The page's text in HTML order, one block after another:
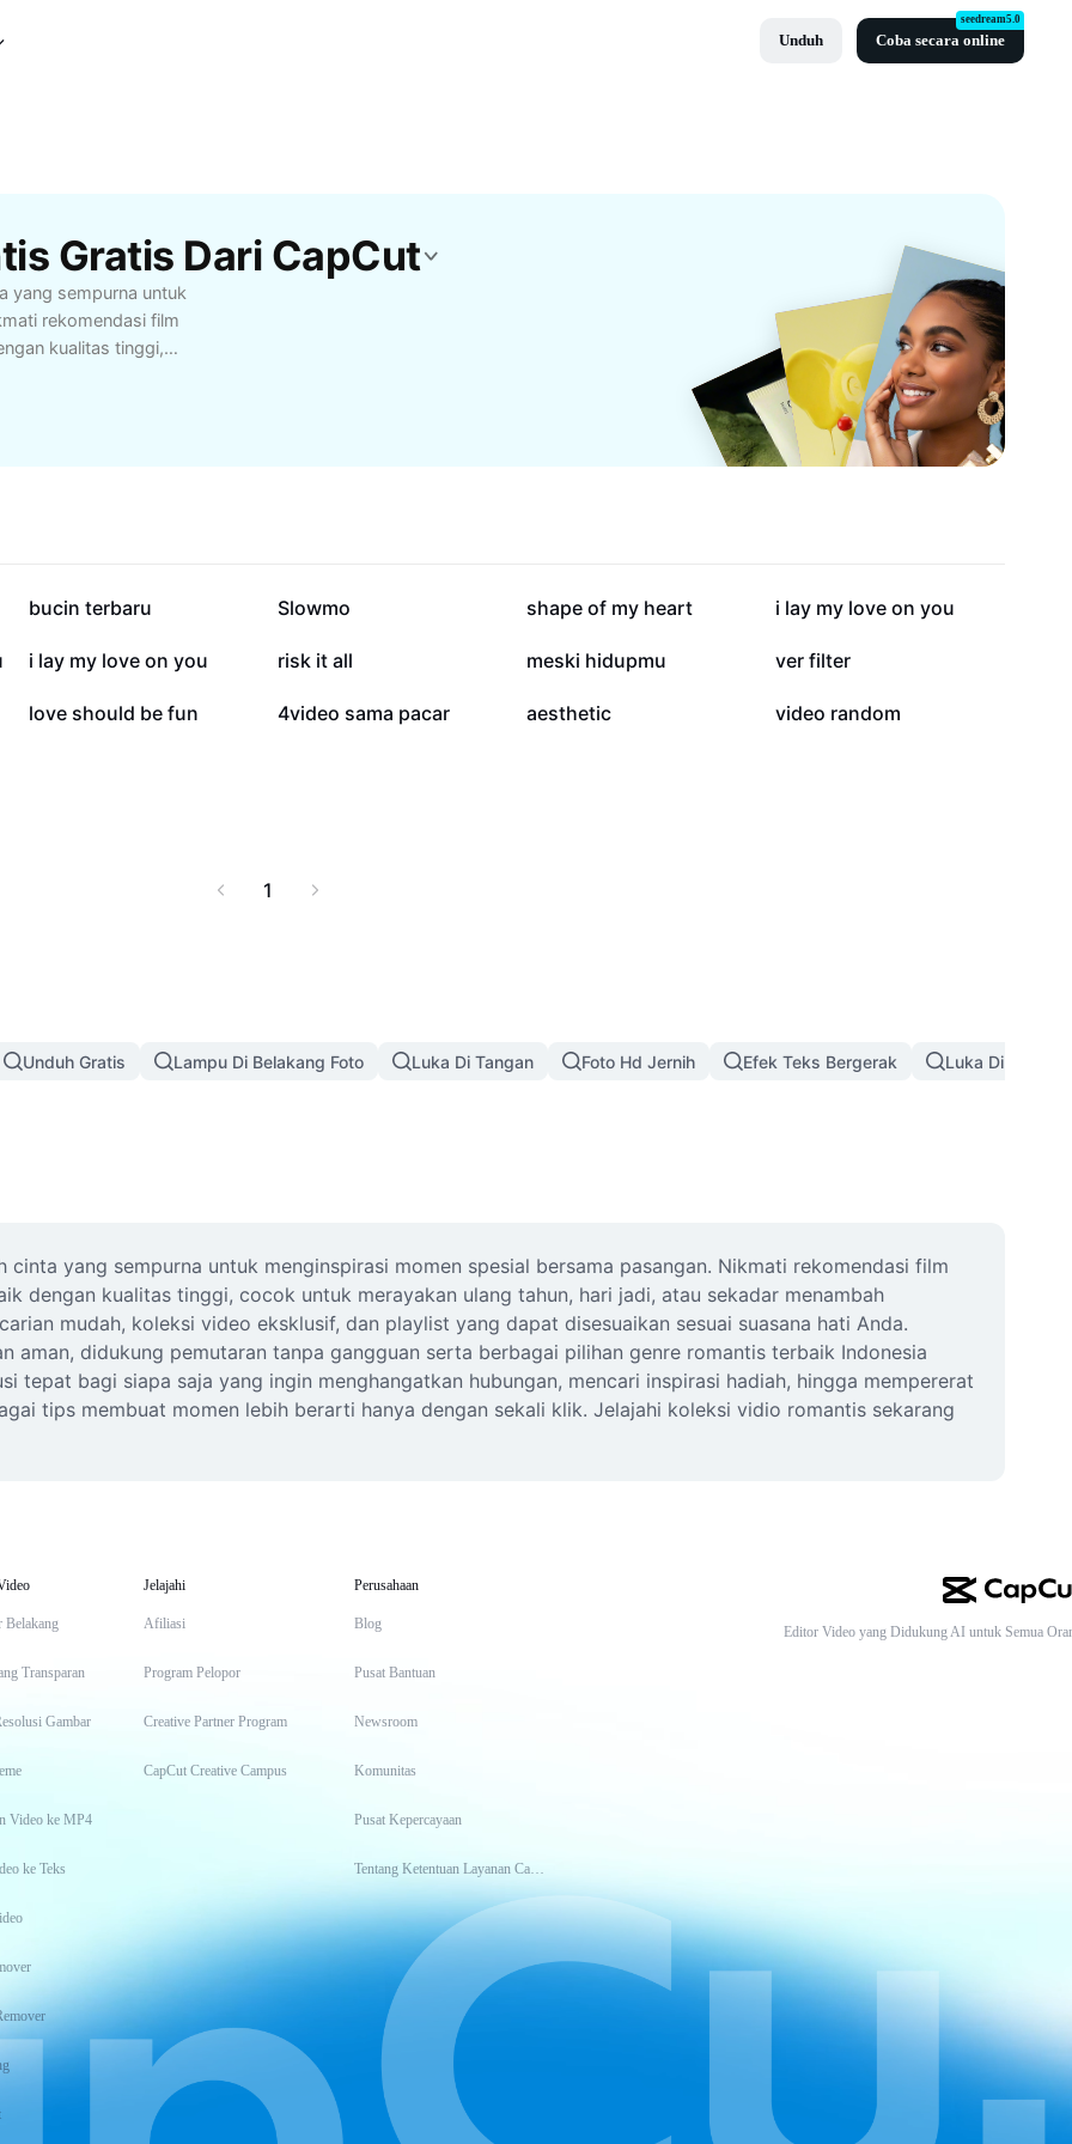
Unduh Coba secara online
seedream5.0
Gratis Dari CapCut
yang sempurna untuk
rekomendasi film
kualitas tinggi,
koleksi video
tepat bagi siapa
hadiah, hingga
berbagai tips
Jelajahi koleksi vidio
145,7 rb
bucin terbaru 142,8 rb
Slowmo 141,4 rb
shape of my heart 138,4 rb
i lay my love on you
37,9 rb
i lay my love on you 27,3 rb
risk it all 23,3 rb
meski hidupmu 23,2 rb
ver filter
4,4 rb
love should be fun 4,2 rb
4video sama pacar 3,7 rb
aesthetic 1,4 rb
video random
1
Unduh Gratis Lampu Di Belakang Foto Luka Di Tangan Foto Hd Jernih Efek Teks Bergerak Luka Di Wajah
yang sempurna untuk menginspirasi momen spesial bersama pasangan. Nikmati rekomendasi film
dengan kualitas tinggi, cocok untuk merayakan ulang tahun, hari jadi, atau sekadar menambah
mudah, koleksi video eksklusif, dan playlist yang dapat disesuaikan sesuai suasana hati Anda.
aman, didukung pemutaran tanpa gangguan serta berbagai pilihan genre romantis terbaik Indonesia
tepat bagi siapa saja yang ingin menghangatkan hubungan, mencari inspirasi hadiah, hingga mempererat
tips membuat momen lebih berarti hanya dengan sekali klik. Jelajahi koleksi vidio romantis sekarang
Belakang
Transparan
Gambar
Video ke MP4
ke Teks
Jelajahi
Afiliasi
Program Pelopor
Creative Partner Program
CapCut Creative Campus
Perusahaan
Blog
Pusat Bantuan
Newsroom
Komunitas
Pusat Kepercayaan
Tentang Ketentuan Layanan CapCut
Editor Video yang Didukung AI untuk Semua